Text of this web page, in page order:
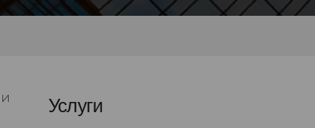
Услуги